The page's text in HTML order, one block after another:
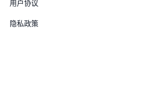
用户协议
隐私政策